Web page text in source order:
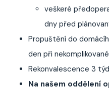
veškeré
dny před
Propuštění do
den při
Rekonvalescence 3
Na našem oddělení